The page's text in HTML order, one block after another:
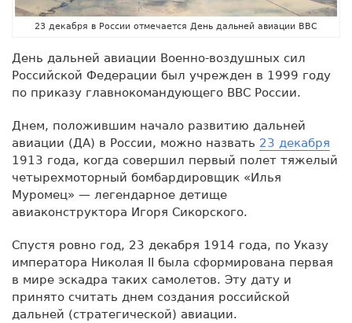
23 декабря в России отмечается День дальней авиации ВВС
День дальней авиации Военно-воздушных сил
Российской Федерации был учрежден в 1999 году
по приказу главнокомандующего ВВС России.
Днем, положившим начало развитию дальней
авиации (ДА) в России, можно назвать 23 декабря
1913 года, когда совершил первый полет тяжелый
четырехмоторный бомбардировщик «Илья
Муромец» — легендарное детище
авиаконструктора Игоря Сикорского.
Спустя ровно год, 23 декабря 1914 года, по Указу
императора Николая II была сформирована первая
в мире эскадра таких самолетов. Эту дату и
принято считать днем создания российской
дальней (стратегической) авиации.